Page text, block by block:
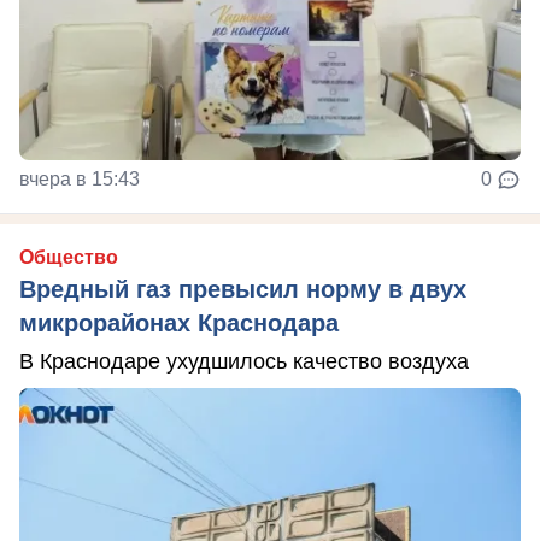
вчера в 15:43 0
Общество
Вредный газ превысил норму в двух
микрорайонах Краснодара
В Краснодаре ухудшилось качество воздуха